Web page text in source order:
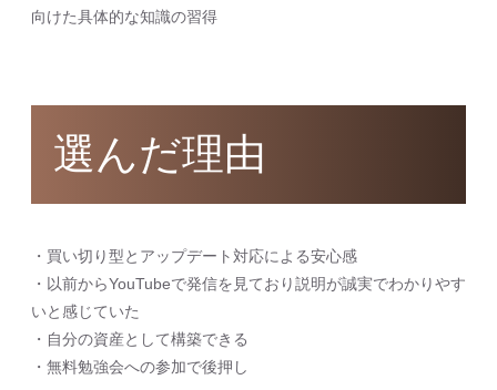
向けた具体的な知識の習得
選んだ理由
・買い切り型とアップデート対応による安心感
・以前からYouTubeで発信を見ており説明が誠実でわかりやす
いと感じていた
・自分の資産として構築できる
・無料勉強会への参加で後押し